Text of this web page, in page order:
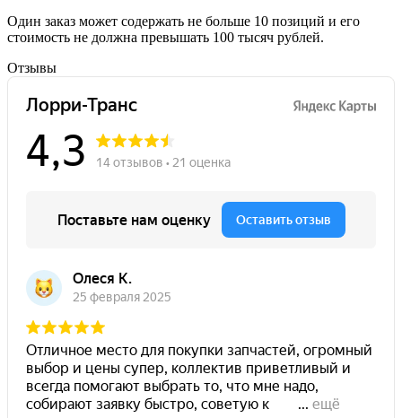
Один заказ может содержать не больше 10 позиций и его
стоимость не должна превышать 100 тысяч рублей.
Отзывы